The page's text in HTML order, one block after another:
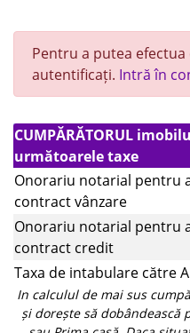
Pentru a putea efectua
autentificați. Intră în
CUMPĂRĂTORUL
următoarele taxe
Onorariu notarial pentru
contract vânzare
Onorariu notarial pentru
contract credit
Taxa de intabulare către
In calculul de mai sus
și dorește să